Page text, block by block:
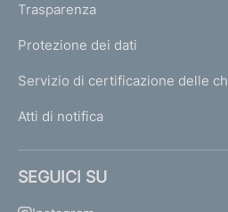
Trasparenza
Protezione dei dati
Servizio di certificazione delle
Atti di notifica
SEGUICI SU